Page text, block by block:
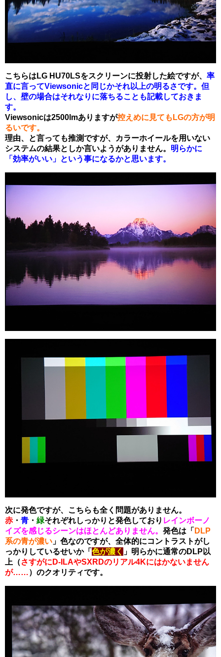
こちらはLG HU70LSをスクリーンに投射した絵ですが、 率
直に言ってViewsonicと同じかそれ以上の明るさです。但
し、壁の場合はそれなりに落ちることも記載しておきま
す。
Viewsonicは2500lmありますが控えめに見てもLGの方が明
るいです。
理由、と言っても推測ですが、カラーホイールを用いない
システムの結果としか言いようがありません。 明らかに
「効率がいい」という事になるかと思います。
次に発色ですが、こちらも全く問題がありません。
赤 ・ 青 ・ 緑それぞれしっかりと発色しており レインボーノ
イズを感じるシーンはほとんどありません。 発色は「 DLP
系の青が濃い 」色なのですが、全体的にコントラストがし
っかりしているせいか「 色が濃く 」明らかに通常のDLP以
上（さすがにD-ILAやSXRDのリアル4Kにはかないません
が……）のクオリティです。